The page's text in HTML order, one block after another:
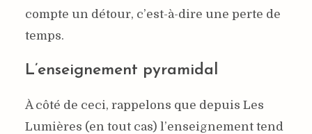
compte un détour, c’est-à-dire une perte de
temps.
L’enseignement pyramidal
À côté de ceci, rappelons que depuis Les
Lumières (en tout cas) l’enseignement tend